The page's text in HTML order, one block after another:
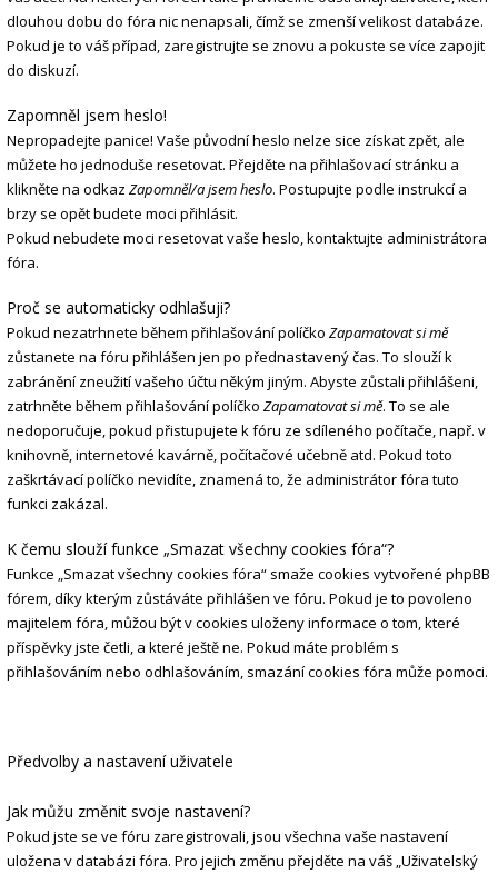
dlouhou dobu do fóra nic nenapsali, čímž se zmenší velikost databáze.
Pokud je to váš případ, zaregistrujte se znovu a pokuste se více zapojit
do diskuzí.
Zapomněl jsem heslo!
Nepropadejte panice! Vaše původní heslo nelze sice získat zpět, ale
můžete ho jednoduše resetovat. Přejděte na přihlašovací stránku a
klikněte na odkaz Zapomněl/a jsem heslo. Postupujte podle instrukcí a
brzy se opět budete moci přihlásit.
Pokud nebudete moci resetovat vaše heslo, kontaktujte administrátora
fóra.
Proč se automaticky odhlašuji?
Pokud nezatrhnete během přihlašování políčko Zapamatovat si mě
zůstanete na fóru přihlášen jen po přednastavený čas. To slouží k
zabránění zneužití vašeho účtu někým jiným. Abyste zůstali přihlášeni,
zatrhněte během přihlašování políčko Zapamatovat si mě. To se ale
nedoporučuje, pokud přistupujete k fóru ze sdíleného počítače, např. v
knihovně, internetové kavárně, počítačové učebně atd. Pokud toto
zaškrtávací políčko nevidíte, znamená to, že administrátor fóra tuto
funkci zakázal.
K čemu slouží funkce „Smazat všechny cookies fóra“?
Funkce „Smazat všechny cookies fóra“ smaže cookies vytvořené phpBB
fórem, díky kterým zůstáváte přihlášen ve fóru. Pokud je to povoleno
majitelem fóra, můžou být v cookies uloženy informace o tom, které
příspěvky jste četli, a které ještě ne. Pokud máte problém s
přihlašováním nebo odhlašováním, smazání cookies fóra může pomoci.
Předvolby a nastavení uživatele
Jak můžu změnit svoje nastavení?
Pokud jste se ve fóru zaregistrovali, jsou všechna vaše nastavení
uložena v databázi fóra. Pro jejich změnu přejděte na váš „Uživatelský